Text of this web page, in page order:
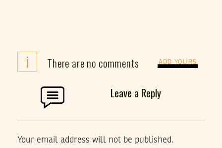
i There are no comments ADD YOURS
Leave a Reply
Your email address will not be published.